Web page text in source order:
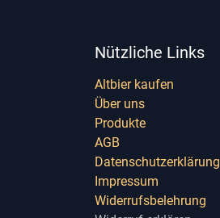
Nützliche Links
Altbier kaufen
Über uns
Produkte
AGB
Datenschutzerklärung
Impressum
Widerrufsbelehrung